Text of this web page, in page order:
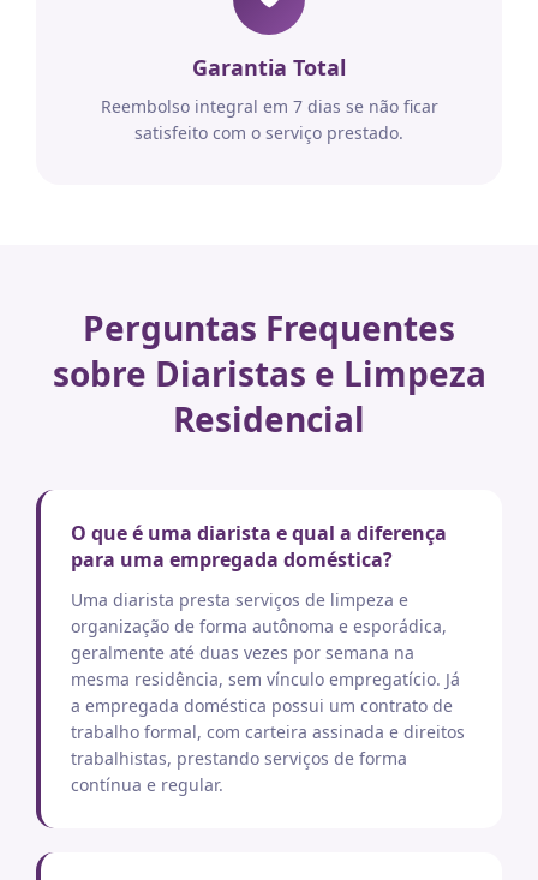
Garantia Total
Reembolso integral em 7 dias se não ficar
satisfeito com o serviço prestado.
Perguntas Frequentes
sobre Diaristas e Limpeza
Residencial
O que é uma diarista e qual a diferença
para uma empregada doméstica?
Uma diarista presta serviços de limpeza e
organização de forma autônoma e esporádica,
geralmente até duas vezes por semana na
mesma residência, sem vínculo empregatício. Já
a empregada doméstica possui um contrato de
trabalho formal, com carteira assinada e direitos
trabalhistas, prestando serviços de forma
contínua e regular.